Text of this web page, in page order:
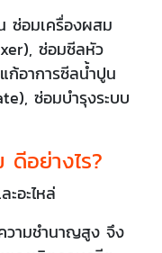
ซ่อมเครื่องผสม
ซ่อมซีลหัว
อาการซีลน้ำปูน
ซ่อมบำรุงระบบ
อย่างไร?
อะไหล่
วามชำนาญสูง จึง